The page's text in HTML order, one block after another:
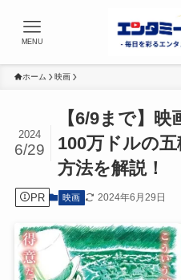
MENU
ホーム 映画
【6/9まで】
100万ドルの
方法を解説！
2024
6/29
PR 映画 2024年6月29日